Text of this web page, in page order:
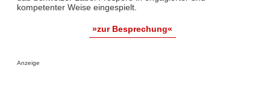
kompetenter Weise eingespielt.
»zur Besprechung«
Anzeige